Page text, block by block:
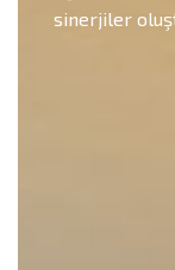
sinerjiler